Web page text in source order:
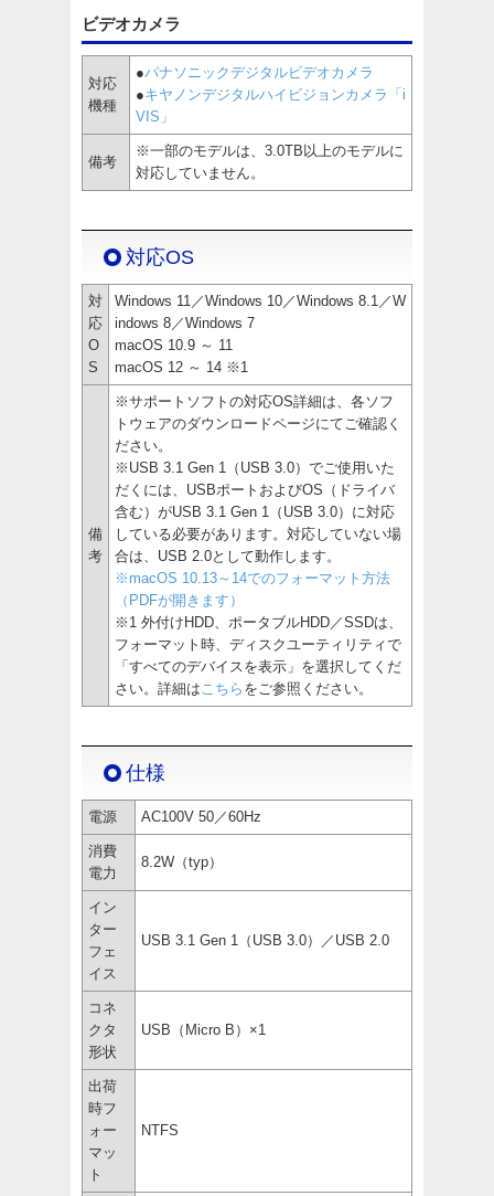
ビデオカメラ
対応
機種
●パナソニックデジタルビデオカメラ
●キヤノンデジタルハイビジョンカメラ「i
VIS」
備考
※一部のモデルは、3.0TB以上のモデルに
対応していません。
対応OS
対
応
O
S
Windows 11／Windows 10／Windows 8.1／W
indows 8／Windows 7
macOS 10.9 ～ 11
macOS 12 ～ 14 ※1
備
考
※サポートソフトの対応OS詳細は、各ソフ
トウェアのダウンロードページにてご確認く
ださい。
※USB 3.1 Gen 1（USB 3.0）でご使用いた
だくには、USBポートおよびOS（ドライバ
含む）がUSB 3.1 Gen 1（USB 3.0）に対応
している必要があります。対応していない場
合は、USB 2.0として動作します。
※macOS 10.13～14でのフォーマット方法
（PDFが開きます）
※1 外付けHDD、ポータブルHDD／SSDは、
フォーマット時、ディスクユーティリティで
「すべてのデバイスを表示」を選択してくだ
さい。詳細は こちら をご参照ください。
仕様
電源 AC100V 50／60Hz
消費
電力
8.2W（typ）
イン
ター
フェ
イス
USB 3.1 Gen 1（USB 3.0）／USB 2.0
コネ
クタ
形状
USB（Micro B）×1
出荷
時フ
ォー
マッ
ト
NTFS